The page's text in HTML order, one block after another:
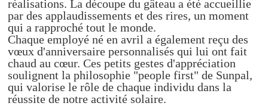
réalisations. La découpe du gâteau a été accueillie
par des applaudissements et des rires, un moment
qui a rapproché tout le monde.
Chaque employé né en avril a également reçu des
vœux d'anniversaire personnalisés qui lui ont fait
chaud au cœur. Ces petits gestes d'appréciation
soulignent la philosophie "people first" de Sunpal,
qui valorise le rôle de chaque individu dans la
réussite de notre activité solaire.